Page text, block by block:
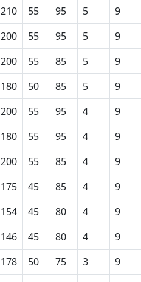
210 55 95 5
9
200 55 95 5
9
200 55 85 5
9
180 50 85 5
9
200 55 95 4
9
180 55 95 4
9
200 55 85 4
9
175 45 85 4
9
154 45 80 4
9
146 45 80 4
9
178 50 75 3
9